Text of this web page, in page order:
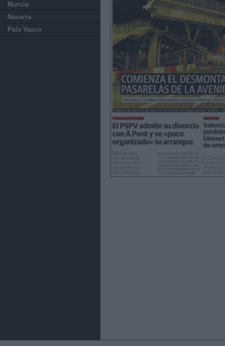
Murcia
Navarra
País Vasco